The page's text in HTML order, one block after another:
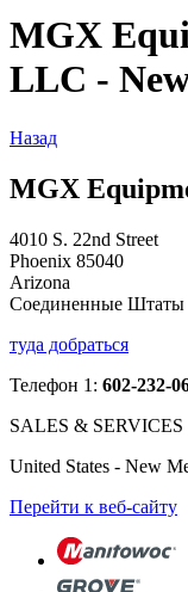
MGX
LLC -
Назад
MGX
4010 S. 22nd Street
Phoenix 85040
Arizona
Соединенные Штаты
туда добраться
Телефон 1: 602-232-
SALES & SERVICES
United States - New
Перейти к веб-сайту